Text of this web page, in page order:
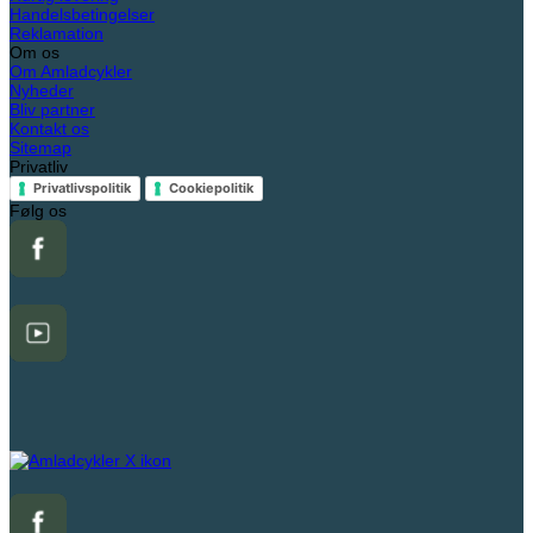
Handelsbetingelser
Reklamation
Om os
Om Amladcykler
Nyheder
Bliv partner
Kontakt os
Sitemap
Privatliv
Privatlivspolitik Cookiepolitik
Følg os